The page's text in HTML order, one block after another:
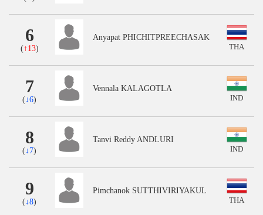
6
(↑13)
Anyapat PHICHITPREECHASAK
THA
7
(↓6)
Vennala KALAGOTLA
IND
8
(↓7)
Tanvi Reddy ANDLURI
IND
9
(↓8)
Pimchanok SUTTHIVIRIYAKUL
THA